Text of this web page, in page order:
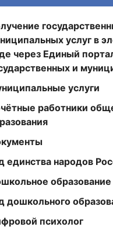
услуг в
через Единый
и
услуги
работники
единства народов
образование
дошкольного
психолог